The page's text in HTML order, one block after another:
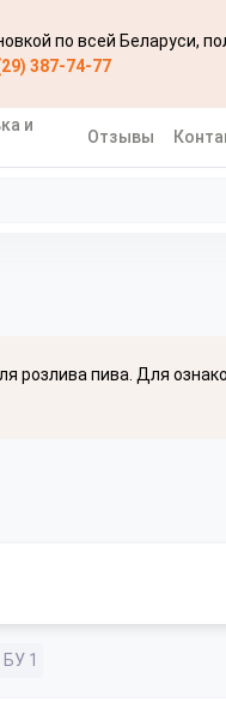
по всей Беларуси,
387-74-77
и
Отзывы
розлива пива. Для
1